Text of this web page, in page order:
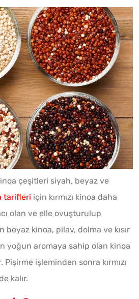
çeşitleri siyah, beyaz ve
tarifleri için kırmızı kinoa daha
olan ve elle ovuşturulup
beyaz kinoa, pilav, dolma ve kısır
yoğun aromaya sahip olan kinoa
Pişirme işleminden sonra kırmızı
kalır.